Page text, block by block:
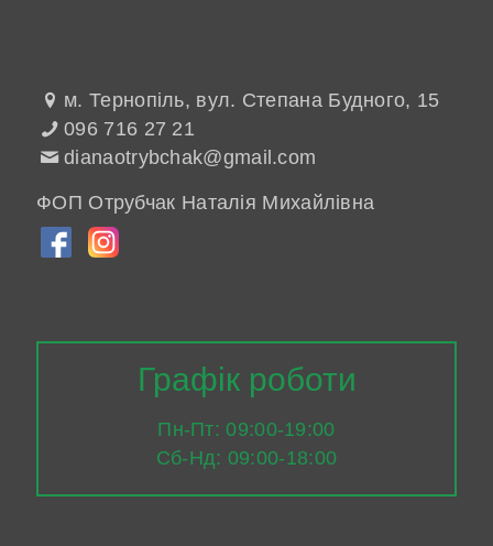
м. Тернопіль, вул. Степана Будного, 15
096 716 27 21
dianaotrybchak@gmail.com
ФОП Отрубчак Наталія Михайлівна
Графік роботи
Пн-Пт: 09:00-19:00
Сб-Нд: 09:00-18:00